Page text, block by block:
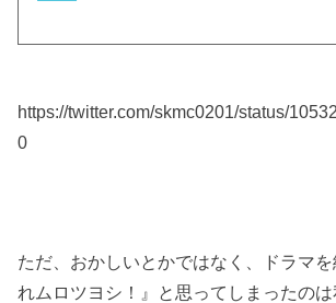
https://twitter.com/skmc0201/status/
0
ただ、おかしいとかではなく、ドラマ
れムロツヨシ！』と思ってしまったの